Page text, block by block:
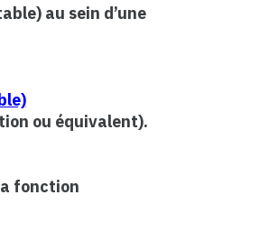
au sein d’une
ou équivalent).
fonction